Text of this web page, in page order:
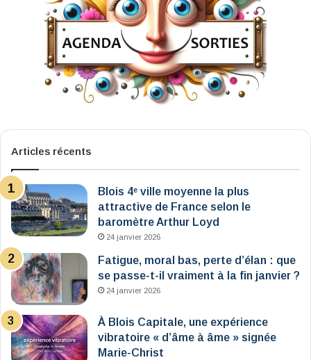
Articles récents
Blois 4ᵉ ville moyenne la plus
attractive de France selon le
baromètre Arthur Loyd
24 janvier 2026
Fatigue, moral bas, perte d’élan : que
se passe-t-il vraiment à la fin janvier ?
24 janvier 2026
À Blois Capitale, une expérience
vibratoire « d’âme à âme » signée
Marie-Christ